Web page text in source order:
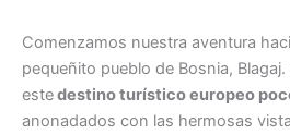
Comenzamos nuestra aventura
pequeñito pueblo de Bosnia,
estedestino turístico europeo
anonadados con las hermosas